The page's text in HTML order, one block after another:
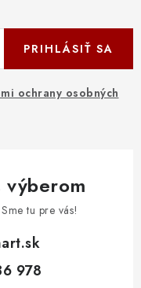
ochrany osobných
PRIHLÁSIŤ SA
výberom
tu pre vás!
978